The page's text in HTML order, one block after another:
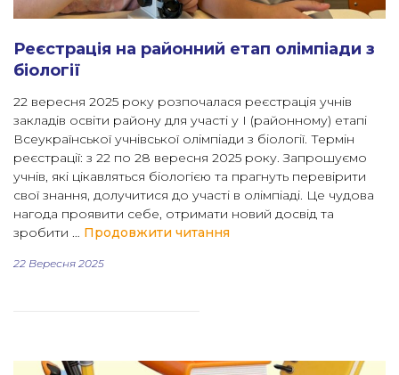
Реєстрація на районний етап олімпіади з
біології
22 вересня 2025 року розпочалася реєстрація учнів
закладів освіти району для участі у І (районному) етапі
Всеукраїнської учнівської олімпіади з біології. Термін
реєстрації: з 22 по 28 вересня 2025 року. Запрошуємо
учнів, які цікавляться біологією та прагнуть перевірити
свої знання, долучитися до участі в олімпіаді. Це чудова
нагода проявити себе, отримати новий досвід та
зробити … Продовжити читання
22 Вересня 2025